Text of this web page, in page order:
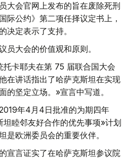
大会官网上发布的旨在废除死刑
际公约》第二项任择议定书上，
决定表示了支持。
员大会的价值观和原则。
托卡耶夫在第 75 届联合国大会
在讲话指出了哈萨克斯坦在实现
的坚定立场。»宣言中写道。
年4月4日批准的为期四年
睦邻友好合作的优先事项»计划
是欧洲委员会的重要伙伴。
宣言证实了在哈萨克斯坦参议院